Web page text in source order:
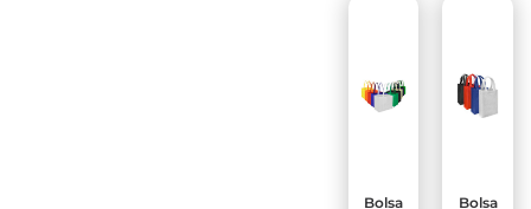
Bolsa
Bolsa